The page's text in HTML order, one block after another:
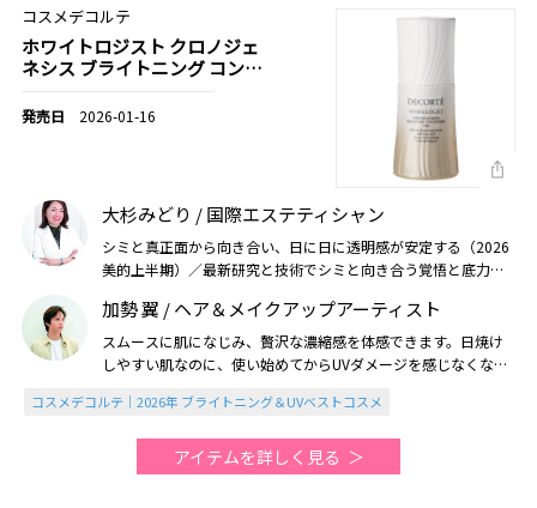
コスメデコルテ
ホワイトロジスト クロノジェ
ネシス ブライトニング コンセ
品］
2026-01-16
大杉みどり / 国際エステティシャン
シミと真正面から向き合い、日に日に透明感が安定する（2026
美的上半期）／最新研究と技術でシミと向き合う覚悟と底力は
加勢 翼 / ヘア＆メイクアップアーティスト
スムースに肌になじみ、贅沢な濃縮感を体感できます。日焼け
しやすい肌なのに、使い始めてからUVダメージを感じなくな
コスメデコルテ｜2026年 ブライトニング＆UVベストコスメ
アイテムを詳しく見る